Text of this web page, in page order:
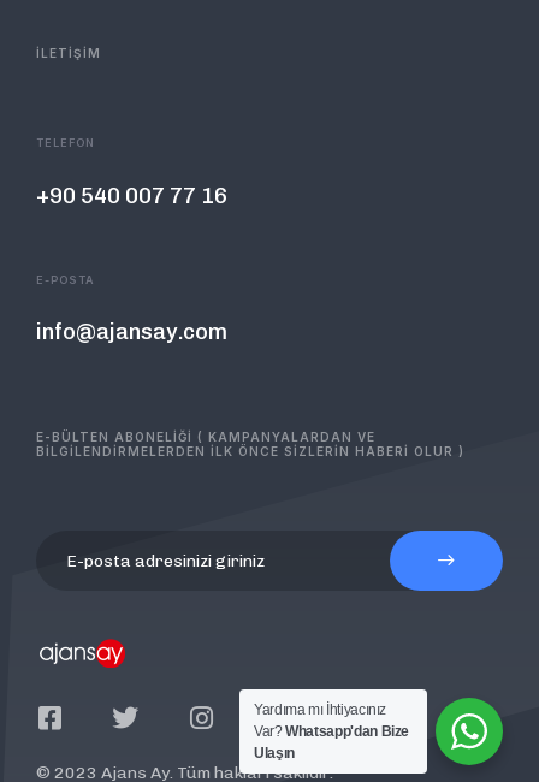
İLETİŞİM
TELEFON
+90 540 007 77 16
E-POSTA
info@ajansay.com
E-BÜLTEN ABONELİĞİ ( KAMPANYALARDAN VE
BİLGİLENDİRMELERDEN İLK ÖNCE SİZLERİN HABERİ OLUR )
© 2023 Ajans Ay. Tüm hakları saklıdır.
Yardıma mı İhtiyacınız
Var?Whatsapp'dan Bize
Ulaşın